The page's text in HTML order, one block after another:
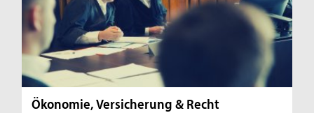
Ökonomie, Versicherung & Recht